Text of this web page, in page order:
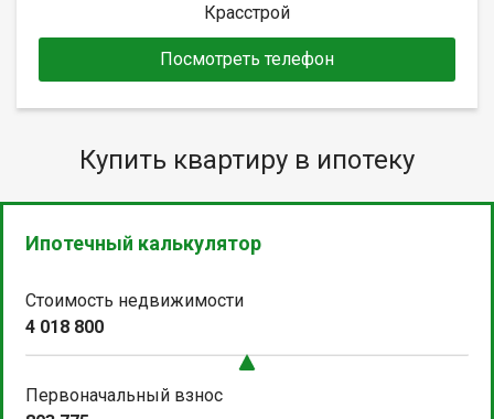
Красстрой
Посмотреть телефон
Купить квартиру в ипотеку
Ипотечный калькулятор
Стоимость недвижимости
4 018 800
Первоначальный взнос